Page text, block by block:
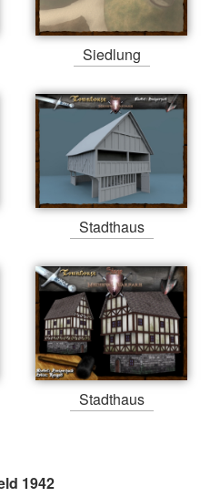
Siedlung
Stadthaus
Stadthaus
1942